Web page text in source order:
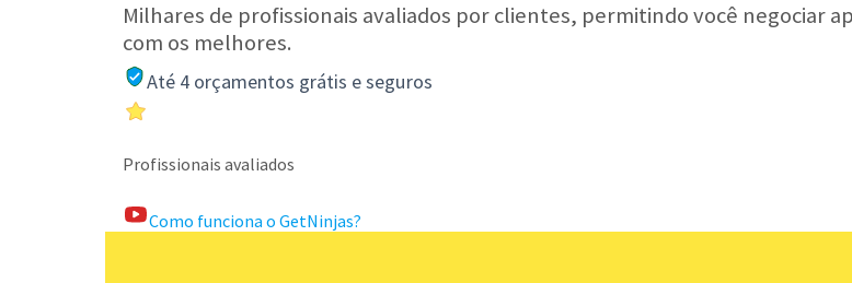
Milhares de profissionais avaliados por clientes, permitindo você negociar
com os melhores.
Até 4 orçamentos grátis e seguros
Profissionais avaliados
Como funciona o GetNinjas?